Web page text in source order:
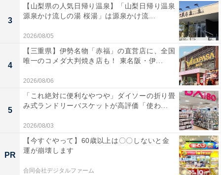
「年齢よりも若く見える」と言われても、自分や周囲を
客観的に見てみましょう。真に受けて夢を見ず、現実を
見ることが重要なのです。
3
【山梨県の人気日帰り温泉】「山梨日帰り温泉
源泉かけ流しの湯 桜湯」は源泉かけ流...
2026/08/05
4
【三重県】伊勢名物「赤福」の直営店に、全国
唯一のコメダ大判焼き店も！ 東名阪・伊...
2026/08/06
5
「これ絶対に便利なやつや」ダイソーの折り畳
み式ランドリーバスケットが高評価「使わ...
2026/08/03
PR
【今すぐやって】60歳以上は〇〇しないと金
運が崩壊します
合同会社デジタルファーム